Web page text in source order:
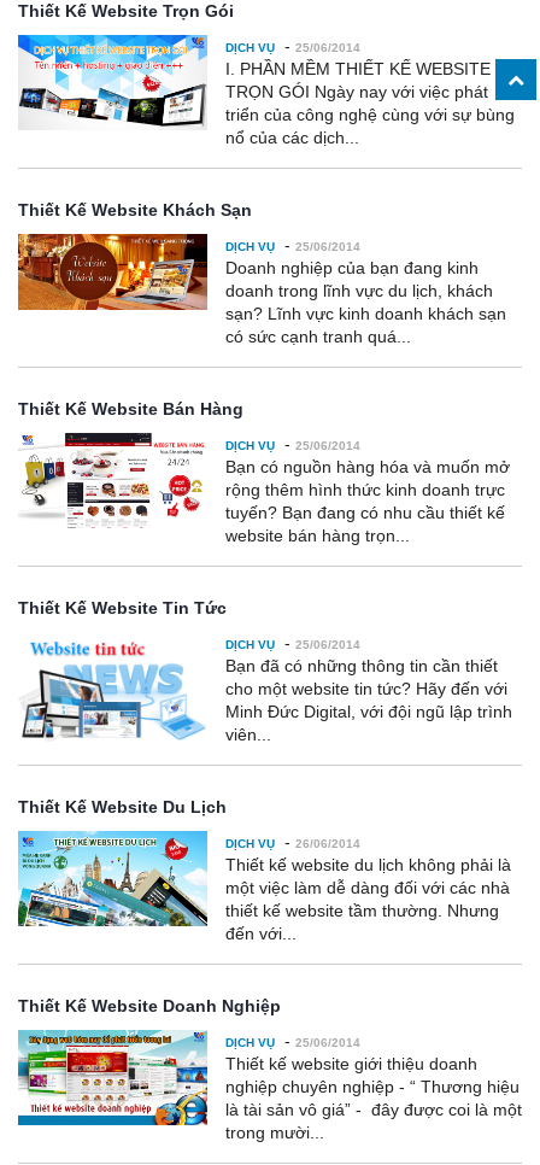
Thiết Kế Website Trọn Gói
DỊCH VỤ - 25/06/2014
I. PHẦN MỀM THIẾT KẾ WEBSITE
TRỌN GÓI Ngày nay với việc phát
triển của công nghệ cùng với sự bùng
nổ của các dịch...
Thiết Kế Website Khách Sạn
DỊCH VỤ - 25/06/2014
Doanh nghiệp của bạn đang kinh
doanh trong lĩnh vực du lịch, khách
sạn? Lĩnh vực kinh doanh khách sạn
có sức cạnh tranh quá...
Thiết Kế Website Bán Hàng
DỊCH VỤ - 25/06/2014
Bạn có nguồn hàng hóa và muốn mở
rộng thêm hình thức kinh doanh trực
tuyến? Bạn đang có nhu cầu thiết kế
website bán hàng trọn...
Thiết Kế Website Tin Tức
DỊCH VỤ - 25/06/2014
Bạn đã có những thông tin cần thiết
cho một website tin tức? Hãy đến với
Minh Đức Digital, với đội ngũ lập trình
viên...
Thiết Kế Website Du Lịch
DỊCH VỤ - 26/06/2014
Thiết kế website du lịch không phải là
một việc làm dễ dàng đối với các nhà
thiết kế website tầm thường. Nhưng
đến với...
Thiết Kế Website Doanh Nghiệp
DỊCH VỤ - 25/06/2014
Thiết kế website giới thiệu doanh
nghiệp chuyên nghiệp - “ Thương hiệu
là tài sản vô giá” - đây được coi là một
trong mười...